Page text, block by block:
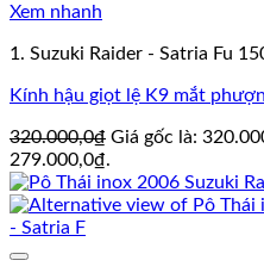
Xem nhanh
1. Suzuki Raider - Satria Fu
Kính hậu giọt lệ K9 mắt
320.000,0₫ Giá gốc là:
279.000,0₫.